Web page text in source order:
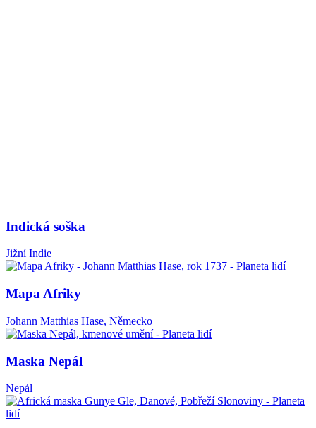
Indická soška
Jižní Indie
Mapa Afriky
Johann Matthias Hase, Německo
Maska Nepál
Nepál